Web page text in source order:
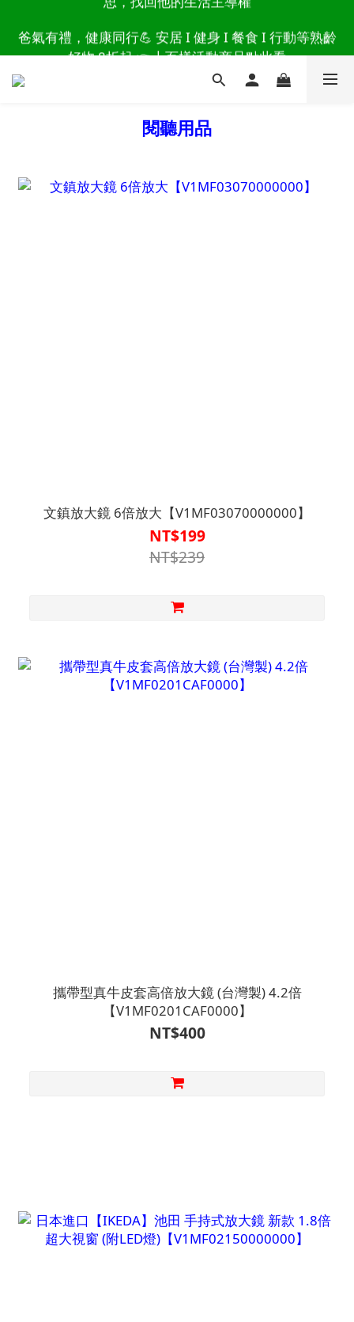
思，找回他的生活主導權
好物 8折起 👉上百樣活動商品點此看
讀懂爸爸總說「不用買」的堅強 👉 3大生活貼心巧
思，找回他的生活主導權
閱聽用品
文鎮放大鏡 6倍放大【V1MF03070000000】
NT$199
NT$239
攜帶型真牛皮套高倍放大鏡 (台灣製) 4.2倍
【V1MF0201CAF0000】
NT$400